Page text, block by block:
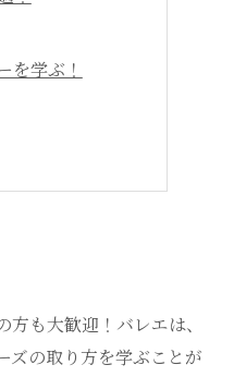
を学ぶ！
も大歓迎！バレエは、
ズの取り方を学ぶことが